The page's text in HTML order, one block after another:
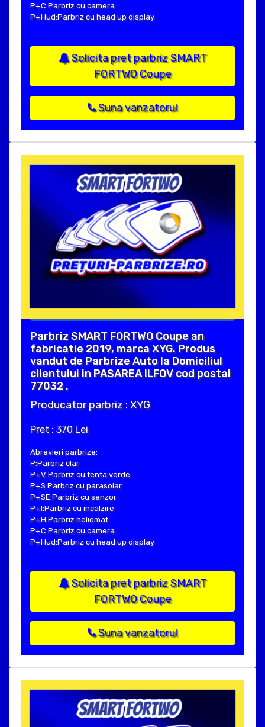
P+C:Parbriz cu camera
P+Hud:Parbriz cu head up display
Solicita pret parbriz SMART
FORTWO Coupe
Suna vanzatorul
Parbriz SMART FORTWO Coupe an
fabricatie 2019, marca XYG. Produs
vandut de Parbrize Auto la Domiciliul
clientului in PASAREA ILFOV cod postal
77032 .
Producator parbriz : XYG
Pret : 370 Lei
Abrevieri parbrize:
P:Parbriz clar
P+V:Parbriz cu tenta verde
P+S:Parbriz cu parasolar
P+SE:Parbriz cu senzor
P+I:Parbriz cu incalzire
P+H:Parbriz heliomat
P+C:Parbriz cu camera
P+Hud:Parbriz cu head up display
Solicita pret parbriz SMART
FORTWO Coupe
Suna vanzatorul